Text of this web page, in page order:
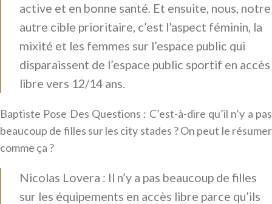
active et en bonne santé. Et ensuite, nous, notre
autre cible prioritaire, c’est l’aspect féminin, la
mixité et les femmes sur l’espace public qui
disparaissent de l’espace public sportif en accès
libre vers 12/14 ans.
Baptiste Pose Des Questions : C’est-à-dire qu’il n’y a pas
beaucoup de filles sur les city stades ? On peut le résumer
comme ça ?
Nicolas Lovera : Il n’y a pas beaucoup de filles
sur les équipements en accès libre parce qu’ils